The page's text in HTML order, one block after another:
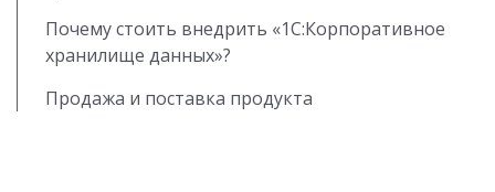
Почему стоить внедрить «1С:Корпоративное
хранилище данных»?
Продажа и поставка продукта